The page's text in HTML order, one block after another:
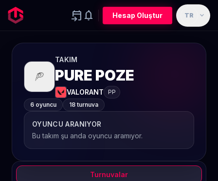
event_upcoming notifications Hesap Oluştur TR expand_more
TAKIM
PURE POZE
VALORANT
PP
6 oyuncu
18 turnuva
OYUNCU ARANIYOR
Bu takım şu anda oyuncu aramıyor.
Turnuvalar